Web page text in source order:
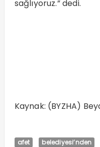
sağlıyoruz.” dedi.
Kaynak: (BYZHA)
afet belediyesi’nden